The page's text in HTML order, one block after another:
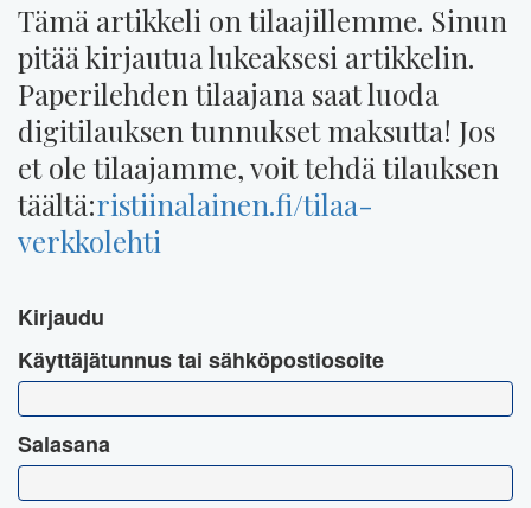
Tämä artikkeli on tilaajillemme. Sinun
pitää kirjautua lukeaksesi artikkelin.
Paperilehden tilaajana saat luoda
digitilauksen tunnukset maksutta! Jos
et ole tilaajamme, voit tehdä tilauksen
täältä:ristiinalainen.fi/tilaa-
verkkolehti
Kirjaudu
Käyttäjätunnus tai sähköpostiosoite
Salasana